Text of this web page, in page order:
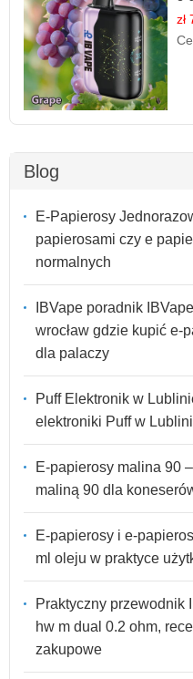
zł
Blog
E-Papierosy
papierosami czy e
normalnych
IBVape poradnik
wrocław gdzie kupić e-
dla palaczy
Puff Elektronik w
elektroniki Puff w
E-papierosy malina 90
maliną 90 dla
E-papierosy i e-
ml oleju w praktyce
Praktyczny przewodnik
hw m dual 0.2 ohm,
zakupowe